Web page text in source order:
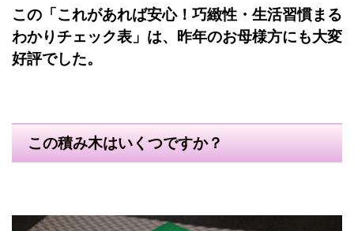
この「これがあれば安心！巧緻性・生活習慣まる
わかりチェック表」は、昨年のお母様方にも大変
好評でした。
この積み木はいくつですか？